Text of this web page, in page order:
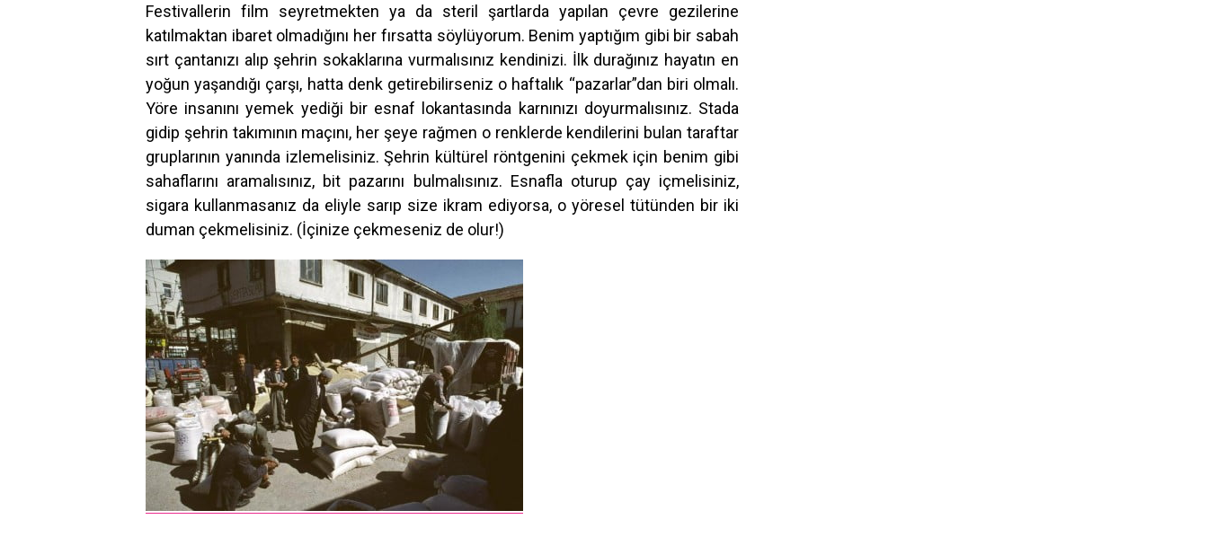
Festivallerin film seyretmekten ya da steril şartlarda yapılan çevre gezilerine
katılmaktan ibaret olmadığını her fırsatta söylüyorum. Benim yaptığım gibi bir sabah
sırt çantanızı alıp şehrin sokaklarına vurmalısınız kendinizi. İlk durağınız hayatın en
yoğun yaşandığı çarşı, hatta denk getirebilirseniz o haftalık “pazarlar”dan biri olmalı.
Yöre insanını yemek yediği bir esnaf lokantasında karnınızı doyurmalısınız. Stada
gidip şehrin takımının maçını, her şeye rağmen o renklerde kendilerini bulan taraftar
gruplarının yanında izlemelisiniz. Şehrin kültürel röntgenini çekmek için benim gibi
sahaflarını aramalısınız, bit pazarını bulmalısınız. Esnafla oturup çay içmelisiniz,
sigara kullanmasanız da eliyle sarıp size ikram ediyorsa, o yöresel tütünden bir iki
duman çekmelisiniz. (İçinize çekmeseniz de olur!)